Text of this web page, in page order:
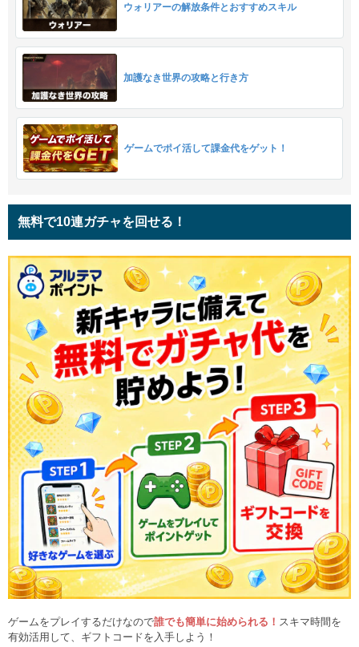
ウォリアーの解放条件とおすすめスキル
加護なき世界の攻略と行き方
ゲームでポイ活して課金代をゲット！
無料で10連ガチャを回せる！
ゲームをプレイするだけなので誰でも簡単に始められる！ スキマ時間を
有効活用して、ギフトコードを入手しよう！